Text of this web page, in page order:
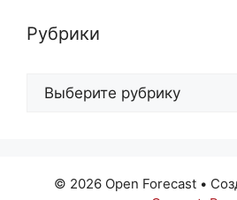
Рубрики
Рубрики
© 2026 Open Forecast •